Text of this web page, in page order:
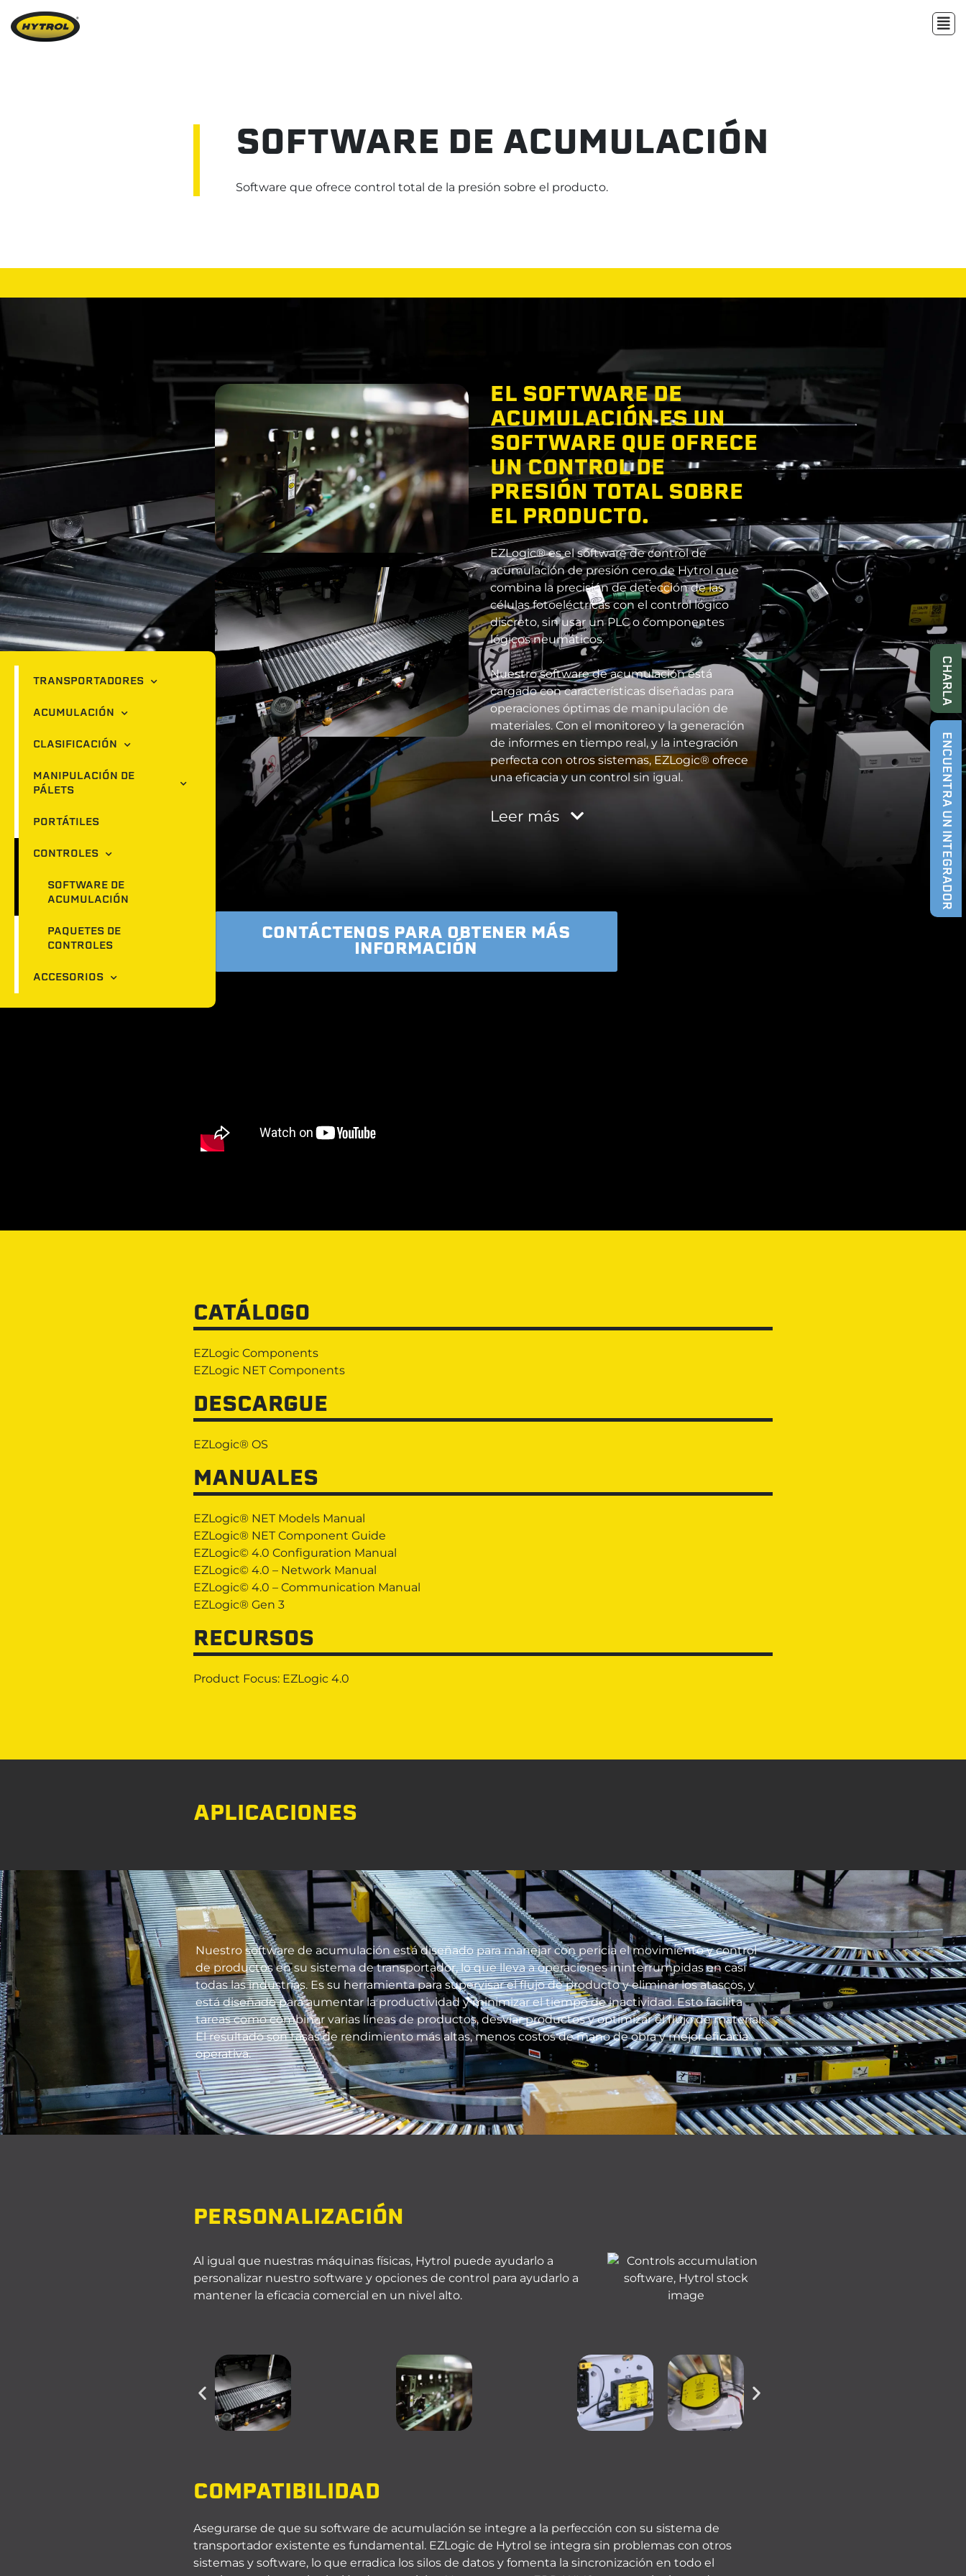
CHARLA
ENCUENTRA UN INTEGRADOR
TRANSPORTADORES
ACUMULACIÓN
CLASIFICACIÓN
MANIPULACIÓN DE
PÁLETS
PORTÁTILES
CONTROLES
SOFTWARE DE
ACUMULACIÓN
PAQUETES DE
CONTROLES
ACCESORIOS
SOFTWARE DE ACUMULACIÓN
Software que ofrece control total de la presión sobre el producto.
EL SOFTWARE DE
ACUMULACIÓN ES UN
SOFTWARE QUE OFRECE
UN CONTROL DE
PRESIÓN TOTAL SOBRE
EL PRODUCTO.
EZLogic® es el software de control de
acumulación de presión cero de Hytrol que
combina la precisión de detección de las
células fotoeléctricas con el control lógico
discreto, sin usar un PLC o componentes
lógicos neumáticos.
Nuestro software de acumulación está
cargado con características diseñadas para
operaciones óptimas de manipulación de
materiales. Con el monitoreo y la generación
de informes en tiempo real, y la integración
perfecta con otros sistemas, EZLogic® ofrece
una eficacia y un control sin igual.
Leer más
CONTÁCTENOS PARA OBTENER MÁS
INFORMACIÓN
CATÁLOGO
EZLogic Components
EZLogic NET Components
DESCARGUE
EZLogic® OS
MANUALES
EZLogic® NET Models Manual
EZLogic® NET Component Guide
EZLogic© 4.0 Configuration Manual
EZLogic© 4.0 – Network Manual
EZLogic© 4.0 – Communication Manual
EZLogic® Gen 3
RECURSOS
Product Focus: EZLogic 4.0
APLICACIONES
Nuestro software de acumulación está diseñado para manejar con pericia el movimiento y control
de productos en su sistema de transportador, lo que lleva a operaciones ininterrumpidas en casi
todas las industrias. Es su herramienta para supervisar el flujo de producto y eliminar los atascos, y
está diseñado para aumentar la productividad y minimizar el tiempo de inactividad. Esto facilita
tareas como combinar varias líneas de productos, desviar productos y optimizar el flujo de material.
El resultado son tasas de rendimiento más altas, menos costos de mano de obra y mejor eficacia
operativa.
PERSONALIZACIÓN
Al igual que nuestras máquinas físicas, Hytrol puede ayudarlo a
personalizar nuestro software y opciones de control para ayudarlo a
mantener la eficacia comercial en un nivel alto.
COMPATIBILIDAD
Asegurarse de que su software de acumulación se integre a la perfección con su sistema de
transportador existente es fundamental. EZLogicde Hytrol se integra sin problemas con otros
sistemas y software, lo que erradica los silos de datos y fomenta la sincronización en todo el